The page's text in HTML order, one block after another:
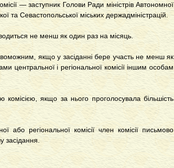
— заступник Голови Ради міністрів Автономної
та Севастопольської міських держадміністрацій.
не менш як один раз на місяць.
якщо у засіданні бере участь не менш як
центральної і регіональної комісії іншим особам
якщо за нього проголосувала більшість
регіональної комісії член комісії письмово
засідання.